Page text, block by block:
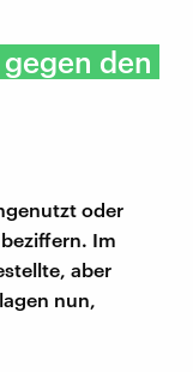
den
oder
Im
aber
nun,